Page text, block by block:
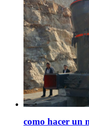
como hacer un